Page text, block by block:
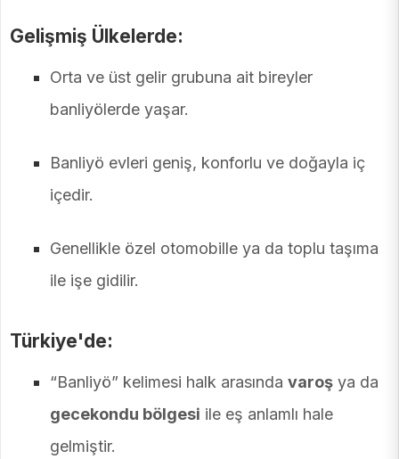
Gelişmiş Ülkelerde:
Orta ve üst gelir grubuna ait bireyler
banliyölerde yaşar.
Banliyö evleri geniş, konforlu ve doğayla iç
içedir.
Genellikle özel otomobille ya da toplu taşıma
ile işe gidilir.
Türkiye'de:
“Banliyö” kelimesi halk arasında varoş ya da
gecekondu bölgesi ile eş anlamlı hale
gelmiştir.